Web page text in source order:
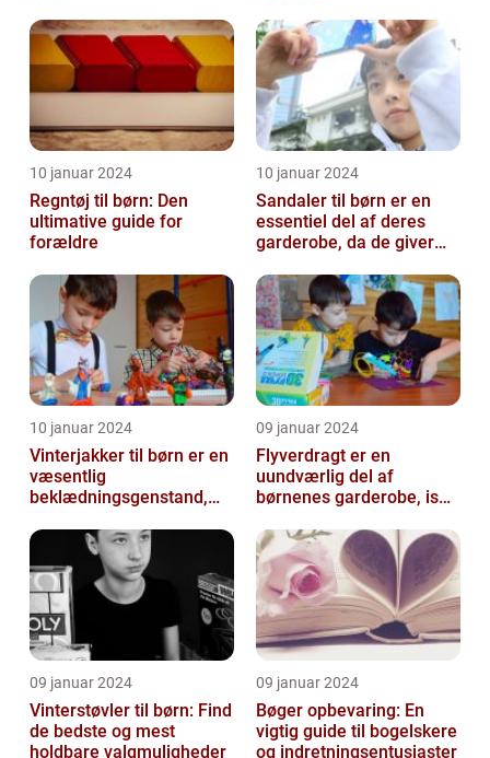
10 januar 2024
Regntøj til børn: Den
ultimative guide for
forældre
10 januar 2024
Sandaler til børn er en
essentiel del af deres
garderobe, da de giver
der...
10 januar 2024
Vinterjakker til børn er en
væsentlig
beklædningsgenstand,
rolle i at holde...
09 januar 2024
Flyverdragt er en
uundværlig del af
børnenes garderobe, især
udendørsaktiviteter ...
09 januar 2024
Vinterstøvler til børn: Find
de bedste og mest
holdbare valgmuligheder
09 januar 2024
Bøger opbevaring: En
vigtig guide til bogelskere
og indretningsentusiaster